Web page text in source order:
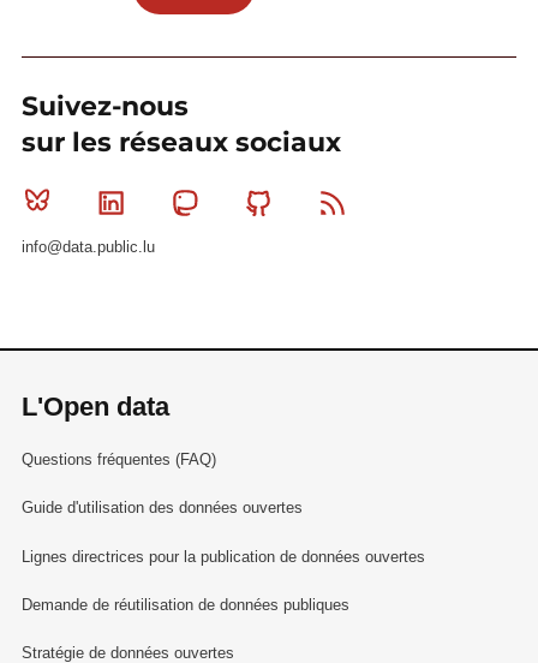
Suivez-nous
sur les réseaux sociaux
Bluesky Linkedin MastodonGithub
info@data.public.lu
L'Open data
Questions fréquentes (FAQ)
Guide d'utilisation des données ouvertes
Lignes directrices pour la publication de données ouvertes
Demande de réutilisation de données publiques
Stratégie de données ouvertes